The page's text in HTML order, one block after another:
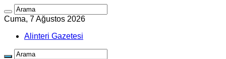
Cuma, 7 Ağustos 2026
Alinteri Gazetesi